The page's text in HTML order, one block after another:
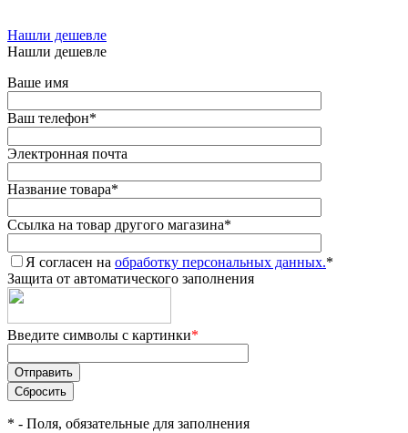
Нашли дешевле
Нашли дешевле
Ваше имя
Ваш телефон*
Электронная почта
Название товара*
Ссылка на товар другого магазина*
Я согласен на обработку персональных данных.*
Защита от автоматического заполнения
Введите символы с картинки*
* - Поля, обязательные для заполнения